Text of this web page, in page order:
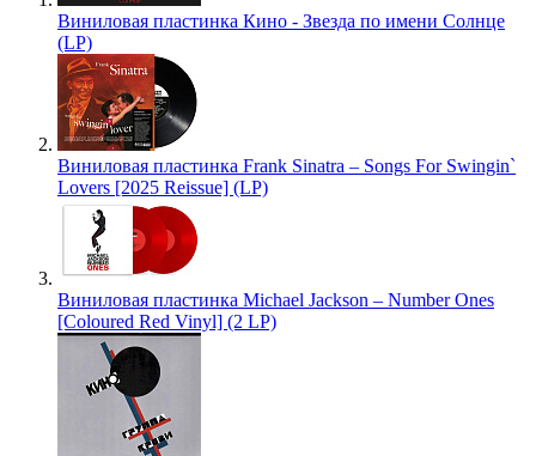
Виниловая пластинка Кино - Звезда по имени Солнце
(LP)
Виниловая пластинка Frank Sinatra – Songs For Swingin`
Lovers [2025 Reissue] (LP)
Виниловая пластинка Michael Jackson – Number Ones
[Coloured Red Vinyl] (2 LP)